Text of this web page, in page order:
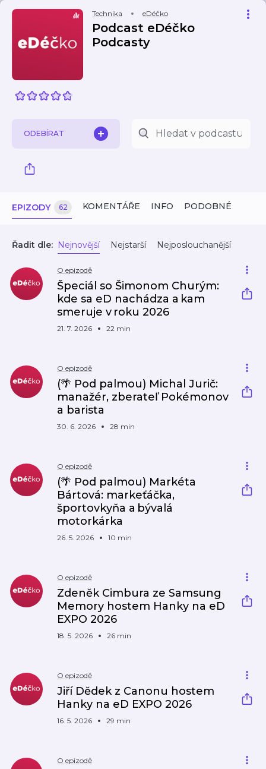
Technika eDéčko
Podcast eDéčko
Podcasty
ODEBÍRAT
EPIZODY 62 KOMENTÁŘE INFO PODOBNÉ
Řadit dle: Nejnovější Nejstarší Nejposlouchanější
O epizodě
Špeciál so Šimonom Churým:
kde sa eD nachádza a kam
smeruje v roku 2026
21. 7. 2026 22 min
O epizodě
(🌴 Pod palmou) Michal Jurič:
manažér, zberateľ Pokémonov
a barista
30. 6. 2026 28 min
O epizodě
(🌴 Pod palmou) Markéta
Bártová: markeťáčka,
športovkyňa a bývalá
motorkárka
26. 5. 2026 10 min
O epizodě
Zdeněk Cimbura ze Samsung
Memory hostem Hanky na eD
EXPO 2026
18. 5. 2026 26 min
O epizodě
Jiří Dědek z Canonu hostem
Hanky na eD EXPO 2026
16. 5. 2026 29 min
O epizodě